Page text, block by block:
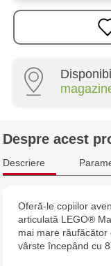
Multistore
Multistore
Despre acest
Descriere
Oferă-le copiilor
articulată LEGO®
mai mare
vârste începând cu